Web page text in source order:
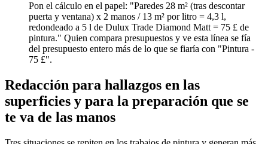
Pon el cálculo en el papel: "Paredes 28 m² (tras descontar
puerta y ventana) x 2 manos / 13 m² por litro = 4,3 l,
redondeado a 5 l de Dulux Trade Diamond Matt = 75 £ de
pintura." Quien compara presupuestos y ve esta línea se fía
del presupuesto entero más de lo que se fiaría con "Pintura -
75 £".
Redacción para hallazgos en las
superficies y para la preparación que se
te va de las manos